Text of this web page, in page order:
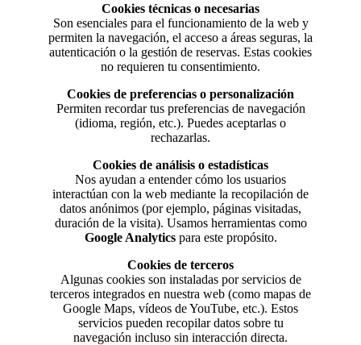
Cookies técnicas o necesarias
Son esenciales para el funcionamiento de la web y
permiten la navegación, el acceso a áreas seguras, la
autenticación o la gestión de reservas. Estas cookies
no requieren tu consentimiento.
Cookies de preferencias o personalización
Permiten recordar tus preferencias de navegación
(idioma, región, etc.). Puedes aceptarlas o
rechazarlas.
Cookies de análisis o estadísticas
Nos ayudan a entender cómo los usuarios
interactúan con la web mediante la recopilación de
datos anónimos (por ejemplo, páginas visitadas,
duración de la visita). Usamos herramientas como
Google Analyticspara este propósito.
Cookies de terceros
Algunas cookies son instaladas por servicios de
terceros integrados en nuestra web (como mapas de
Google Maps, vídeos de YouTube, etc.). Estos
servicios pueden recopilar datos sobre tu
navegación incluso sin interacción directa.